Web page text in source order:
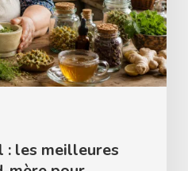
: les meilleures